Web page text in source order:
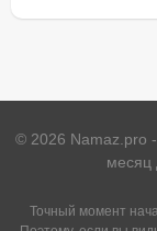
© 2026 Namaz.pro
месяц
Точный момент